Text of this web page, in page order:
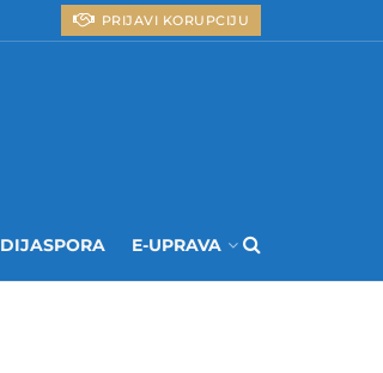
PRIJAVI KORUPCIJU
DIJASPORA E-UPRAVA